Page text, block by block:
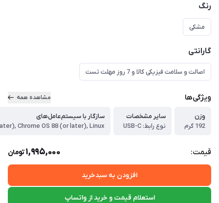
رنگ
مشکی
گارانتی
اصالت و سلامت فیزیکی کالا و 7 روز مهلت تست
ویژگی‌ها مشاهده همه
وزن
192 گرم
سایر مشخصات
نوع رابط: USB-C
سازگار با سیستم‌عامل‌های
قیمت: 1,995,000تومان
افزودن به سبدخرید
استعلام قیمت و خرید از واتساپ